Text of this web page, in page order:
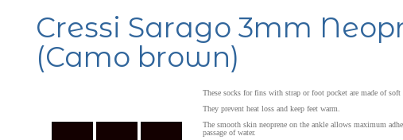
Cressi Sarago 3mm
(Camo brown)
These socks for fins with strap or foot pocket are made of
They prevent heat loss and keep feet warm.
The smooth skin neoprene on the ankle allows maximum
passage of water.